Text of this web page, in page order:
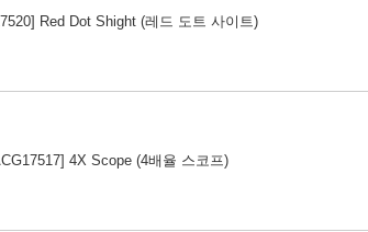
Red Dot Shight (레드 도트 사이트)
4X Scope (4배율 스코프)